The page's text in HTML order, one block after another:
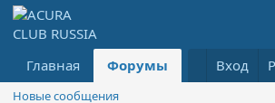
Главная Форумы ЧтоВход
Новые сообщения